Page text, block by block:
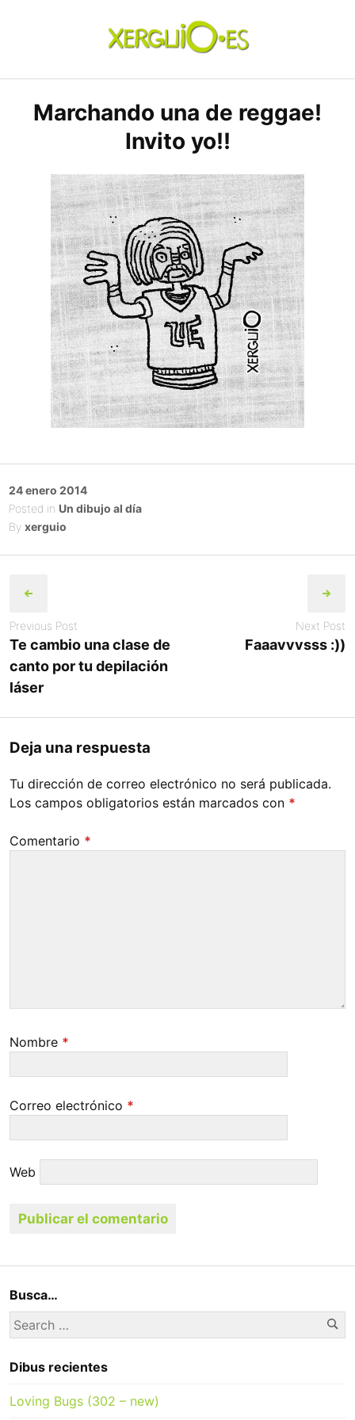
xerguio.ES | ilustración
Marchando una de reggae!
Invito yo!!
Posted
on
24 enero 2014
Posted in Un dibujo al día
By xerguio
navigation
Previous Post
Te cambio una clase de
canto por tu depilación
láser
Next Post
Faaavvvsss :))
Deja una respuesta
Tu dirección de correo electrónico no será publicada.
Los campos obligatorios están marcados con *
Comentario *
Nombre *
Correo electrónico *
Web
Busca…
Search
for:
Dibus recientes
Loving Bugs (302 – new)